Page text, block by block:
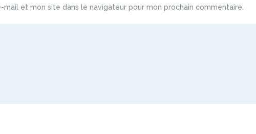
mail et mon site dans le navigateur pour mon prochain commentaire.